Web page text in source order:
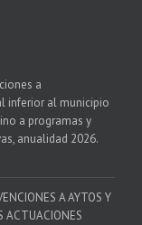
a
inferior al municipio
a programas y
anualidad 2026.
A AYTOS Y
ACTUACIONES